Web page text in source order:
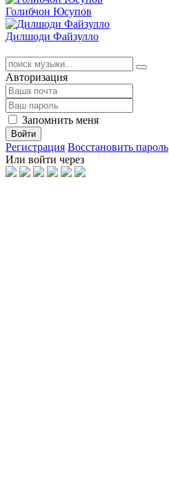
Голибчон Юсупов
Дилшоди Файзулло
Авторизация
Запомнить меня
Войти
Регистрация Восстановить пароль
Или войти через